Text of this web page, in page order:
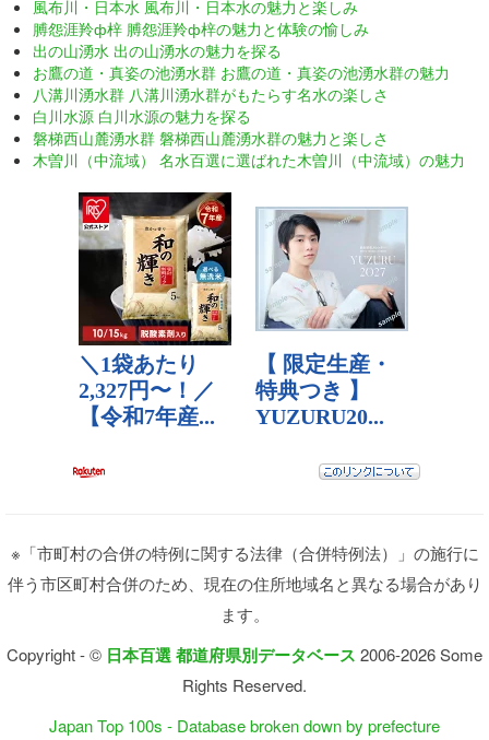
風布川・日本水 風布川・日本水の魅力と楽しみ
膊怨涯羚ф梓 膊怨涯羚ф梓の魅力と体験の愉しみ
出の山湧水 出の山湧水の魅力を探る
お鷹の道・真姿の池湧水群 お鷹の道・真姿の池湧水群の魅力
八溝川湧水群 八溝川湧水群がもたらす名水の楽しさ
白川水源 白川水源の魅力を探る
磐梯西山麓湧水群 磐梯西山麓湧水群の魅力と楽しさ
木曽川（中流域） 名水百選に選ばれた木曽川（中流域）の魅力
※「市町村の合併の特例に関する法律（合併特例法）」の施行に
伴う市区町村合併のため、現在の住所地域名と異なる場合があり
ます。
Copyright - © 日本百選 都道府県別データベース 2006-2026 Some
Rights Reserved.
Japan Top 100s - Database broken down by prefecture